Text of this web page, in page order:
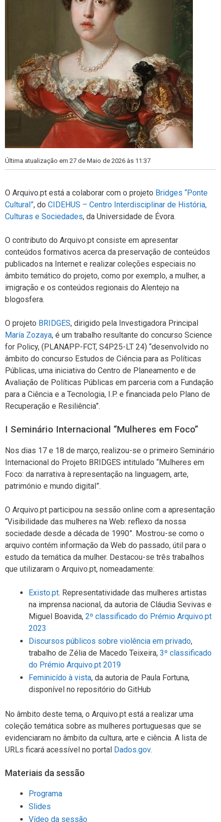
Última atualização em 27 de Maio de 2026 às 11:37
O Arquivo.pt está a colaborar com o projeto Bridges “Ponte
Cultural”, do CIDEHUS – Centro Interdisciplinar de História,
Culturas e Sociedades, da Universidade de Évora.
O contributo do Arquivo.pt consiste em apresentar
conteúdos formativos acerca da preservação de conteúdos
publicados na Internet e realizar coleções especiais no
âmbito temático do projeto, como por exemplo, a mulher, a
imigração e os conteúdos regionais do Alentejo na
blogosfera.
O projeto BRIDGES, dirigido pela Investigadora Principal
María Zozaya, é um trabalho resultante do concurso Science
for Policy, (PLANAPP-FCT, S4P25-LT 24) “desenvolvido no
âmbito do concurso Estudos de Ciência para as Políticas
Públicas, uma iniciativa do Centro de Planeamento e de
Avaliação de Políticas Públicas em parceria com a Fundação
para a Ciência e a Tecnologia, I.P. e financiada pelo Plano de
Recuperação e Resiliência”.
I Seminário Internacional “Mulheres em Foco”
Nos dias 17 e 18 de março, realizou-se o primeiro Seminário
Internacional do Projeto BRIDGES intitulado “Mulheres em
Foco: da narrativa à representação na linguagem, arte,
património e mundo digital”.
O Arquivo.pt participou na sessão online com a apresentação
“Visibilidade das mulheres na Web: reflexo da nossa
sociedade desde a década de 1990”. Mostrou-se como o
arquivo contém informação da Web do passado, útil para o
estudo da temática da mulher. Destacou-se três trabalhos
que utilizaram o Arquivo.pt, nomeadamente:
Existo.pt. Representatividade das mulheres artistas
na imprensa nacional, da autoria de Cláudia Sevivas e
Miguel Boavida, 2º classificado do Prémio Arquivo.pt
2023
Discursos públicos sobre violência em privado,
trabalho de Zélia de Macedo Teixeira, 3º classificado
do Prémio Arquivo.pt 2019
Feminicído à vista, da autoria de Paula Fortuna,
disponível no repositório do GitHub
No âmbito deste tema, o Arquivo.pt está a realizar uma
coleção temática sobre as mulheres portuguesas que se
evidenciaram no âmbito da cultura, arte e ciência. A lista de
URLs ficará acessível no portal Dados.gov.
Materiais da sessão
Programa
Slides
Vídeo da sessão